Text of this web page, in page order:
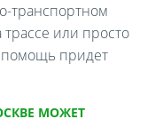
транспортном
или просто
помощь придет
МОЖЕТ